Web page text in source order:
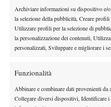
Archiviare informazioni su dispositivo e/
la selezione della pubblicità, Creare
Utilizzare profili per la selezione di
la personalizzazione dei contenuti,
personalizzati, Sviluppare e migliorare i
Funzionalità
Abbinare e combinare dati provenienti da
Collegare diversi dispositivi, Identificare
la cambierei
IL PROSSIMO ROUND
Parlando del possibile
Rublev ha mostrato grande
giocatori che hanno vinto Slam
questione di tempo ”.
I CAPELLI PERFETTI DI